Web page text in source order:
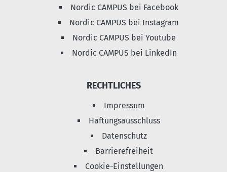
Nordic CAMPUS bei Facebook
Nordic CAMPUS bei Instagram
Nordic CAMPUS bei Youtube
Nordic CAMPUS bei LinkedIn
RECHTLICHES
Impressum
Haftungsausschluss
Datenschutz
Barrierefreiheit
Cookie-Einstellungen